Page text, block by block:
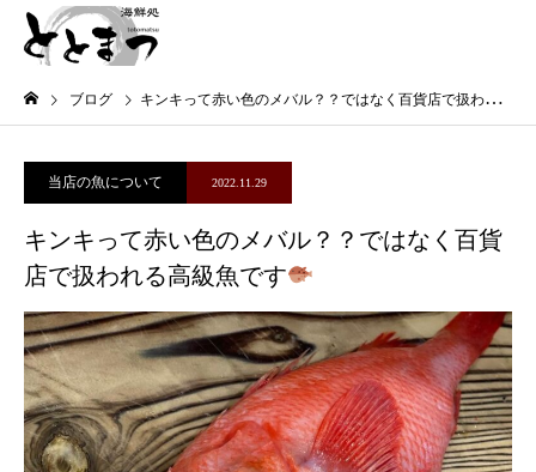
ブログ キンキって赤い色のメバル？？ではなく百貨店で扱われる高級魚です
当店の魚について 2022.11.29
キンキって赤い色のメバル？？ではなく百貨
店で扱われる高級魚です